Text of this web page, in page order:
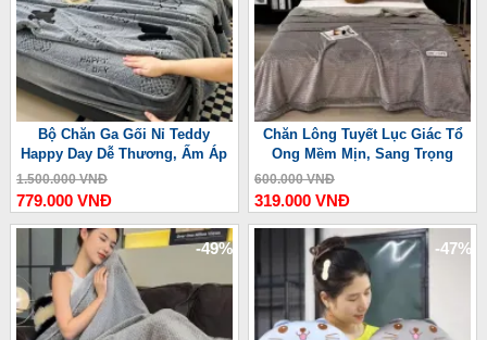
Bộ Chăn Ga Gối Nỉ Teddy
Happy Day Dễ Thương, Ấm Áp
1.500.000 VNĐ
779.000 VNĐ
Chăn Lông Tuyết Lục Giác Tổ
Ong Mềm Mịn, Sang Trọng
600.000 VNĐ
319.000 VNĐ
-49% -47%